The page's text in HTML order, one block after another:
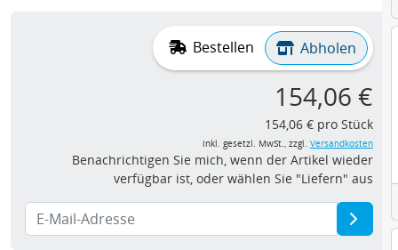
Bestellen Abholen
154,06 €
154,06 € pro Stück
inkl. gesetzl. MwSt., zzgl. Versandkosten
Benachrichtigen Sie mich, wenn der Artikel wieder
verfügbar ist, oder wählen Sie "Liefern" aus